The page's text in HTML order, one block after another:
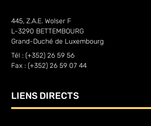
445, Z.A.E. Wolser F
L-3290 BETTEMBOURG
Grand-Duché de Luxembourg
Tél : (+352) 26 59 56
Fax : (+352) 26 59 07 44
LIENS DIRECTS